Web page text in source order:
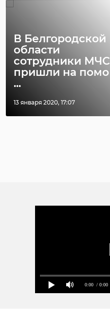
В Белгородской
области
сотрудники МЧС
пришли на помо
...
13 января 2020, 17:07
0:00 / 0:00